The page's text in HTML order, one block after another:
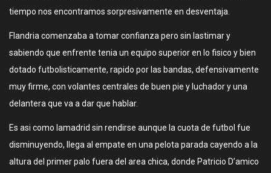
tiempo nos encontramos sorpresivamente en desventaja.
Flandria comenzaba a tomar confianza pero sin lastimar y
sabiendo que enfrente tenia un equipo superior en lo fisico y bien
dotado futbolisticamente, rapido por las bandas, defensivamente
muy firme, con volantes centrales de buen pie y luchador y una
delantera que va a dar que hablar.
Es asi como lamadrid sin rendirse aunque la cuota de futbol fue
disminuyendo, llega al empate en una pelota parada cayendo a la
altura del primer palo fuera del area chica, donde Patricio D’amico